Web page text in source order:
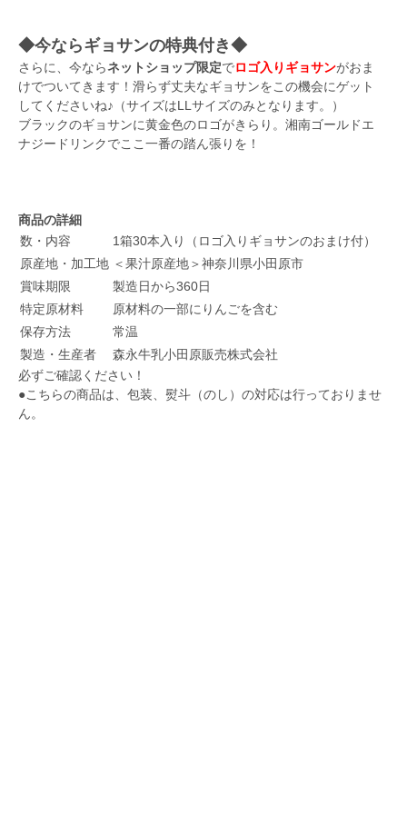
◆今ならギョサンの特典付き◆
さらに、今ならネットショップ限定でロゴ入り ギョサンがおま
けでついてきます！滑らず丈夫なギョサンをこの機会にゲット
してくださいね♪（サイズはLLサイズのみとなります。）
ブラックのギョサンに黄金色のロゴがきらり。湘南ゴールドエ
ナジードリンクでここ一番の踏ん張りを！
商品の詳細
数・内容
1箱30本入り（ロゴ入りギョサンのおまけ付）
原産地・加工地 ＜果汁原産地＞神奈川県小田原市
賞味期限
製造日から360日
特定原材料
原材料の一部にりんごを含む
保存方法
常温
製造・生産者
森永牛乳小田原販売株式会社
必ずご確認ください！
●こちらの商品は、包装、熨斗（のし）の対応は行っておりませ
ん。